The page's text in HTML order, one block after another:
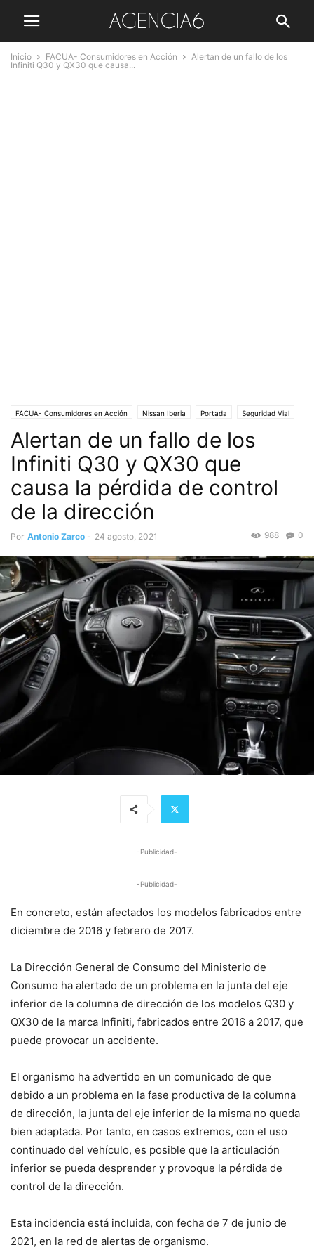
Inicio FACUA- Consumidores en Acción
Alertan de un fallo de los
Infiniti Q30 y QX30 que causa...
FACUA- Consumidores en Acción Nissan Iberia Portada Seguridad Vial
Sociedad Vehículos con deficiencias
Alertan de un fallo de los
Infiniti Q30 y QX30 que
causa la pérdida de control
de la dirección
Por Antonio Zarco - 24 agosto, 2021 0
988
-Publicidad-
-Publicidad-
En concreto, están afectados los modelos fabricados entre
diciembre de 2016 y febrero de 2017.
La Dirección General de Consumo del Ministerio de
Consumo ha alertado de un problema en la junta del eje
inferior de la columna de dirección de los modelos Q30 y
QX30 de la marca Infiniti, fabricados entre 2016 a 2017, que
puede provocar un accidente.
El organismo ha advertido en un comunicado de que
debido a un problema en la fase productiva de la columna
de dirección, la junta del eje inferior de la misma no queda
bien adaptada. Por tanto, en casos extremos, con el uso
continuado del vehículo, es posible que la articulación
inferior se pueda desprender y provoque la pérdida de
control de la dirección.
Esta incidencia está incluida, con fecha de 7 de junio de
2021, en la red de alertas de organismo.